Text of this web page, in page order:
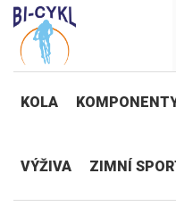
KOLA
VÝŽIVA ZIMNÍ